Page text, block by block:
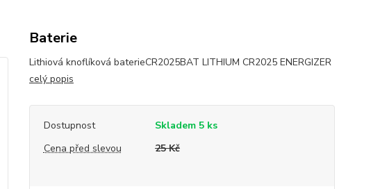
Baterie
Lithiová knoflíková baterieCR2025BAT LITHIUM CR2025 ENERGIZER
celý popis
Dostupnost
Skladem 5 ks
Cena před slevou
25 Kč